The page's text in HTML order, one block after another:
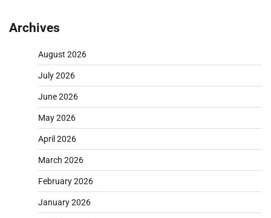
Archives
August 2026
July 2026
June 2026
May 2026
April 2026
March 2026
February 2026
January 2026